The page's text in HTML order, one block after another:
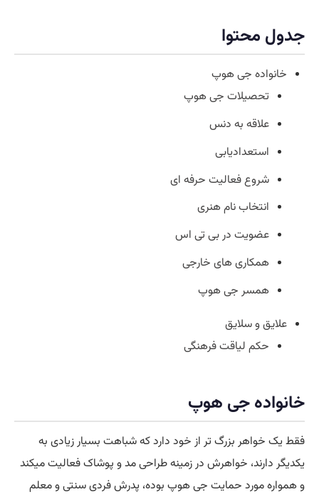
جدول محتوا
خانواده جی هوپ
تحصیلات جی هوپ
علاقه به دنس
استعدادیابی
شروع فعالیت حرفه ای
انتخاب نام هنری
عضویت در بی تی اس
همکاری های خارجی
همسر جی هوپ
علایق و سلایق
حکم لیاقت فرهنگی
خانواده جی هوپ
فقط یک خواهر بزرگ تر از خود دارد که شباهت بسیار زیادی به
یکدیگر دارند، خواهرش در زمینه طراحی مد و پوشاک فعالیت میکند
و همواره مورد حمایت جی هوپ بوده، پدرش فردی سنتی و معلم